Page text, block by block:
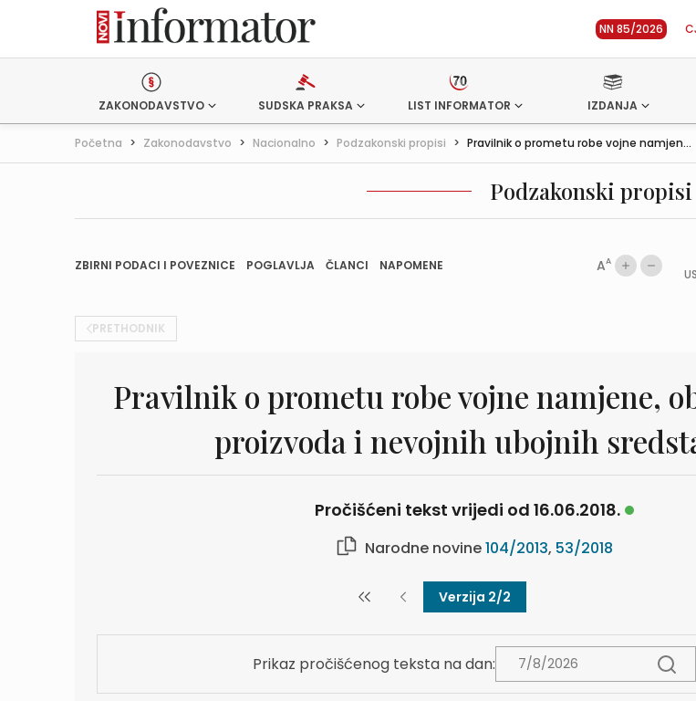
NN 85/2026
ZAKONODAVSTVO SUDSKA PRAKSA LIST INFORMATOR IZDANJA
Početna > Zakonodavstvo > Nacionalno > Podzakonski propisi > Pravilnik o prometu robe vojne namjen...
Podzakonski propisi
ZBIRNI PODACI I POVEZNICE POGLAVLJA ČLANCI NAPOMENE AA
PRETHODNIK
Pravilnik o prometu robe vojne namjene,
proizvoda i nevojnih ubojnih
Pročišćeni tekst vrijedi od 16.06.2018.
Narodne novine104/2013, 53/2018
Verzija 2/2
Prikaz pročišćenog teksta na dan: